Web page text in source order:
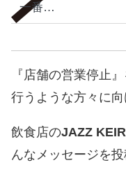
一番…
『店舗の営業停止
行うような方々に
飲食店のJAZZ
んなメッセージを投